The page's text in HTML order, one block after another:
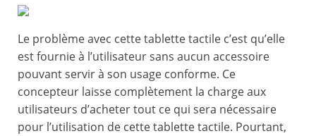
Le problème avec cette tablette tactile c’est qu’elle
est fournie à l’utilisateur sans aucun accessoire
pouvant servir à son usage conforme. Ce
concepteur laisse complètement la charge aux
utilisateurs d’acheter tout ce qui sera nécessaire
pour l’utilisation de cette tablette tactile. Pourtant,